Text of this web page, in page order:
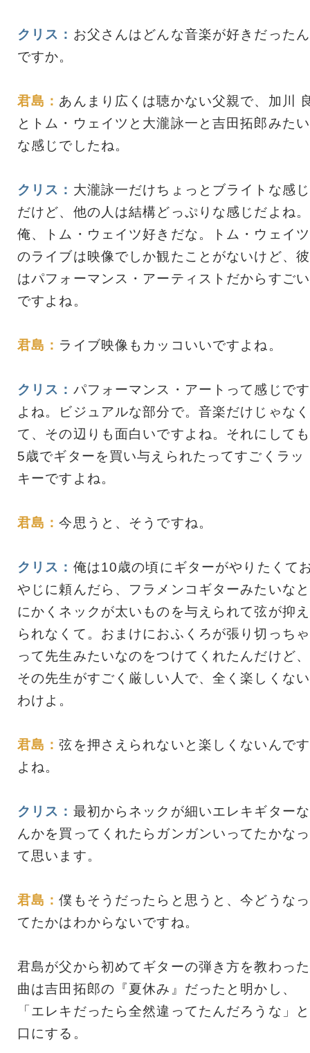
クリス： お父さんはどんな音楽が好きだったん
ですか。
君島： あんまり広くは聴かない父親で、加川
とトム・ウェイツと大瀧詠一と吉田拓郎みたい
な感じでしたね。
クリス： 大瀧詠一だけちょっとブライトな感じ
だけど、他の人は結構どっぷりな感じだよね。
俺、トム・ウェイツ好きだな。トム・ウェイツ
のライブは映像でしか観たことがないけど、彼
はパフォーマンス・アーティストだからすごい
ですよね。
君島： ライブ映像もカッコいいですよね。
クリス： パフォーマンス・アートって感じです
よね。ビジュアルな部分で。音楽だけじゃなく
て、その辺りも面白いですよね。それにしても
5歳でギターを買い与えられたってすごくラッ
キーですよね。
君島：今思うと、そうですね。
クリス： 俺は10歳の頃にギターがやりたくて
やじに頼んだら、フラメンコギターみたいなと
にかくネックが太いものを与えられて弦が抑え
られなくて。おまけにおふくろが張り切っちゃ
って先生みたいなのをつけてくれたんだけど、
その先生がすごく厳しい人で、全く楽しくない
わけよ。
君島：弦を押さえられないと楽しくないんです
よね。
クリス： 最初からネックが細いエレキギターな
んかを買ってくれたらガンガンいってたかなっ
て思います。
君島：僕もそうだったらと思うと、今どうなっ
てたかはわからないですね。
君島が父から初めてギターの弾き方を教わった
曲は吉田拓郎の『夏休み』だったと明かし、
「エレキだったら全然違ってたんだろうな」と
口にする。